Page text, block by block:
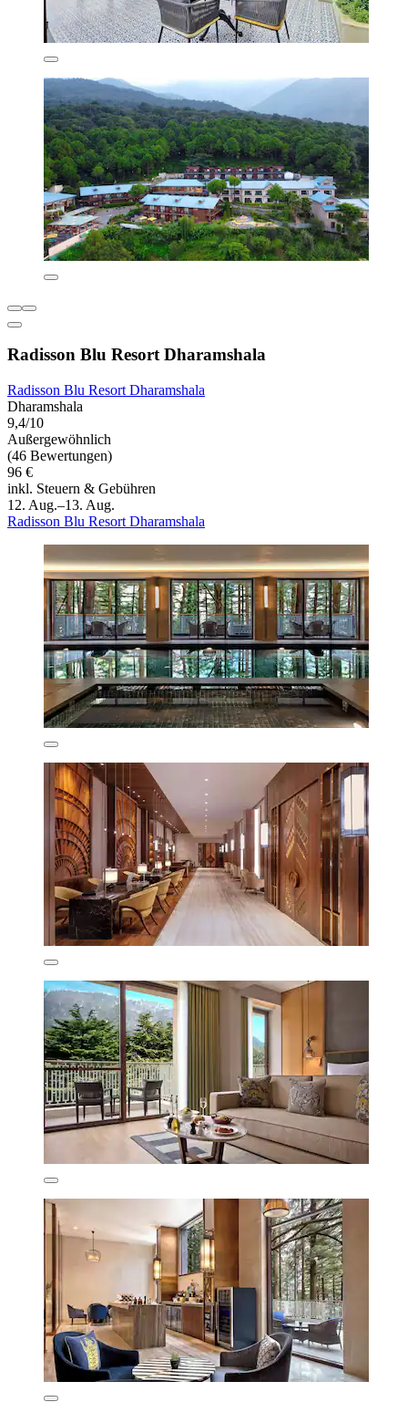
Radisson Blu Resort Dharamshala
Radisson Blu Resort Dharamshala
Dharamshala
9,4/10
Außergewöhnlich
(46 Bewertungen)
96 €
inkl. Steuern & Gebühren
12. Aug.–13. Aug.
Radisson Blu Resort Dharamshala